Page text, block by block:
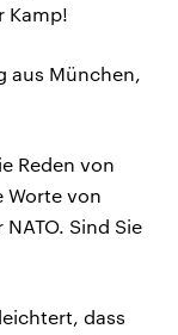
Kamp!
aus München,
Reden von
Worte von
Sind Sie
dass